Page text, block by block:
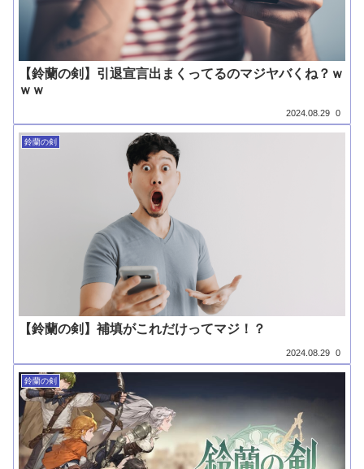
【鈴蘭の剣】引退宣言出まくってるのマジヤバくね？ｗ
ｗｗ
2024.08.29 0
鈴蘭の剣
【鈴蘭の剣】補填がこれだけってマジ！？
2024.08.29 0
鈴蘭の剣